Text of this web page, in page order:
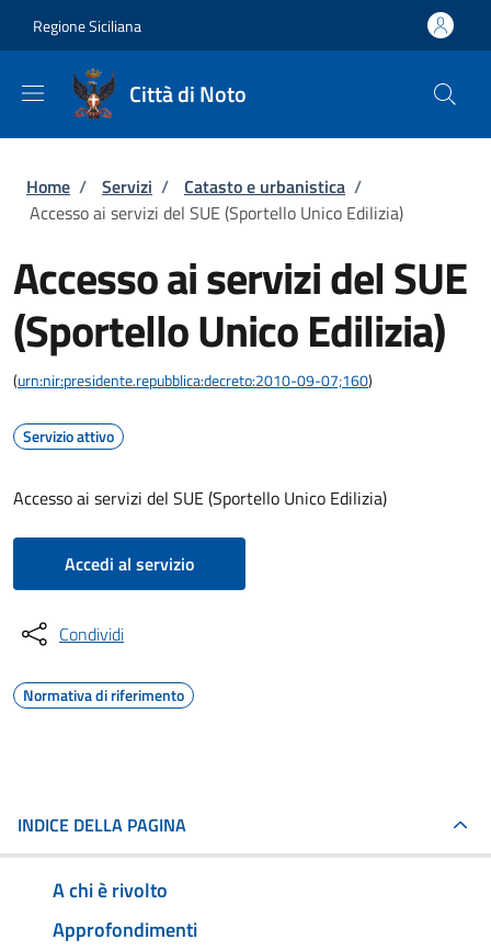
Regione Siciliana
Città di Noto
Briciole di pane
Home / Servizi / Catasto e urbanistica /
Accesso ai servizi del SUE (Sportello Unico Edilizia)
Accesso ai servizi del SUE
(Sportello Unico Edilizia)
(urn:nir:presidente.repubblica:decreto:2010-09-07;160)
Servizio attivo
Accesso ai servizi del SUE (Sportello Unico Edilizia)
Accedi al servizio
Condividi
Normativa di riferimento
INDICE DELLA PAGINA
A chi è rivolto
Approfondimenti